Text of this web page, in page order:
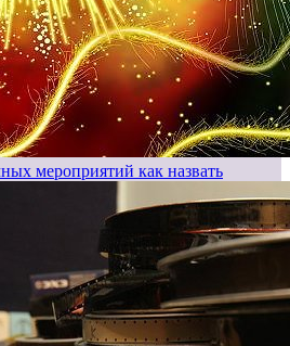
мероприятий как назвать